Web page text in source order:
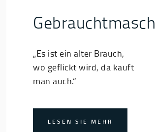
„Es ist ein alter Brauch,
wo geflickt wird, da kauft
man auch.“
LESEN SIE MEHR